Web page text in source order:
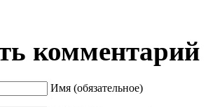
комментарий
Имя (обязательное)